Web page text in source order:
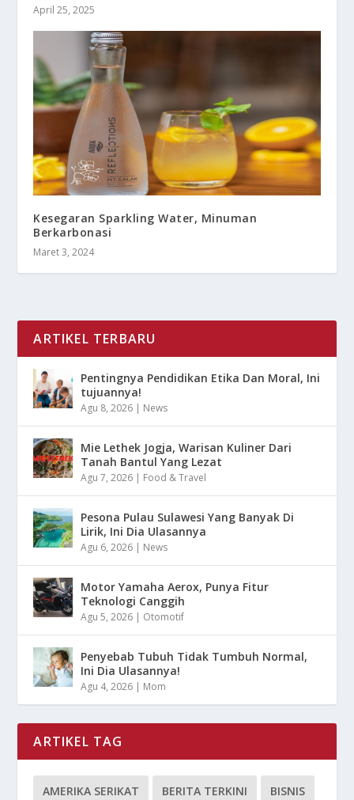
April 25, 2025
Kesegaran Sparkling Water, Minuman
Berkarbonasi
Maret 3, 2024
ARTIKEL TERBARU
Pentingnya Pendidikan Etika Dan Moral, Ini
tujuannya!
Agu 8, 2026 | News
Mie Lethek Jogja, Warisan Kuliner Dari
Tanah Bantul Yang Lezat
Agu 7, 2026 | Food & Travel
Pesona Pulau Sulawesi Yang Banyak Di
Lirik, Ini Dia Ulasannya
Agu 6, 2026 | News
Motor Yamaha Aerox, Punya Fitur
Teknologi Canggih
Agu 5, 2026 | Otomotif
Penyebab Tubuh Tidak Tumbuh Normal,
Ini Dia Ulasannya!
Agu 4, 2026 | Mom
ARTIKEL TAG
AMERIKA SERIKAT BERITA TERKINI BISNIS